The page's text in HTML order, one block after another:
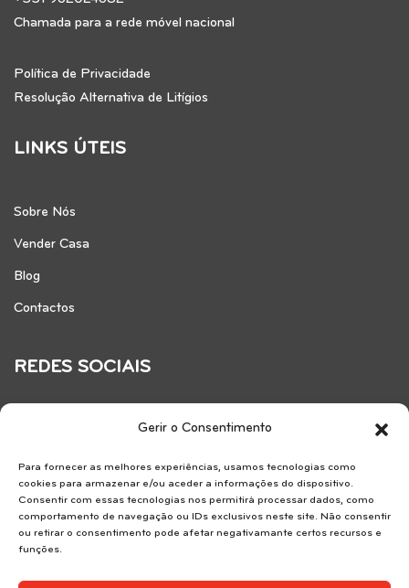
Gerir o Consentimento
Para fornecer as melhores experiências, usamos tecnologias como
cookies para armazenar e/ou aceder a informações do dispositivo.
Consentir com essas tecnologias nos permitirá processar dados, como
comportamento de navegação ou IDs exclusivos neste site. Não consentir
ou retirar o consentimento pode afetar negativamante certos recursos e
funções.
Chamada para a rede móvel nacional
Política de Privacidade
Resolução Alternativa de Litígios
LINKS ÚTEIS
Sobre Nós
Vender Casa
Blog
Contactos
REDES SOCIAIS